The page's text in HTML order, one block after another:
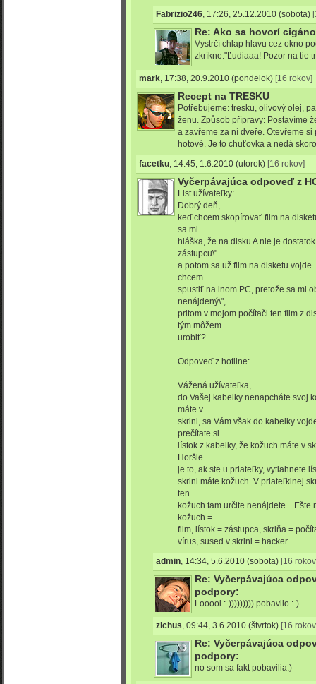
Fabrizio246, 17:26, 25.12.2010 (sobota)
Re: Ako sa hovorí
Vystrčí chlap hlavu cez okno
zkríkne:"Ľudiaaa! Pozor na tie
mark, 17:38, 20.9.2010 (pondelok) [16 rokov]
Recept na TRESKU
Potřebujeme: tresku, olivový olej,
ženu. Způsob přípravy: Postavíme
a zavřeme za ní dveře. Otevřeme
hotové. Je to chuťovka a nedá
facetku, 14:45, 1.6.2010 (utorok) [16 rokov]
Vyčerpávajúca odpoveď z
List užívateľky:
Dobrý deň,
keď chcem skopírovať film na
sa mi
hláška, že na disku A nie je
zástupcu\"
a potom sa už film na disketu
chcem
spustiť na inom PC, pretože sa mi
nenájdený\",
pritom v mojom počítači ten film z
tým môžem
urobiť?
Odpoveď z hotline:
Vážená užívateľka,
do Vašej kabelky nenapcháte svoj
máte v
skrini, sa Vám však do kabelky
prečítate si
lístok z kabelky, že kožuch máte v
Horšie
je to, ak ste u priateľky, vytiahnete
skrini máte kožuch. V priateľkinej
ten
kožuch tam určite nenájdete...
kožuch =
film, lístok = zástupca, skriňa =
vírus, sused v skrini = hacker
admin, 14:34, 5.6.2010 (sobota) [16
Re: Vyčerpávajúca
podpory:
Looool :-))))))))) pobavilo :-)
zichus, 09:44, 3.6.2010 (štvrtok) [16
Re: Vyčerpávajúca
podpory:
no som sa fakt pobavilia:)